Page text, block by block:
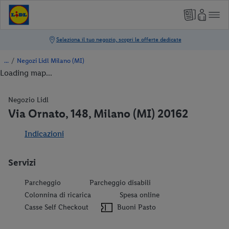
/ Negozi Lidl Milano (MI)
Loading map...
Negozio Lidl
Via Ornato, 148, Milano (MI) 20162
Indicazioni
Servizi
Parcheggio
Parcheggio disabili
Colonnina di ricarica
Spesa online
Casse Self Checkout
Buoni Pasto